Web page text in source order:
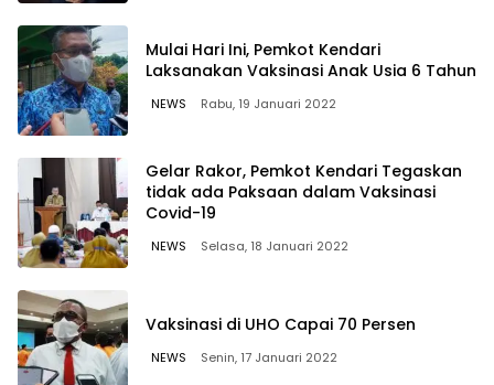
Mulai Hari Ini, Pemkot Kendari
Laksanakan Vaksinasi Anak Usia 6 Tahun
NEWS Rabu, 19 Januari 2022
Gelar Rakor, Pemkot Kendari Tegaskan
tidak ada Paksaan dalam Vaksinasi
Covid-19
NEWS Selasa, 18 Januari 2022
Vaksinasi di UHO Capai 70 Persen
NEWS Senin, 17 Januari 2022